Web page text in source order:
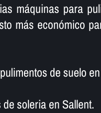
máquinas para
más económico
de suelo
soleria en Sallent.